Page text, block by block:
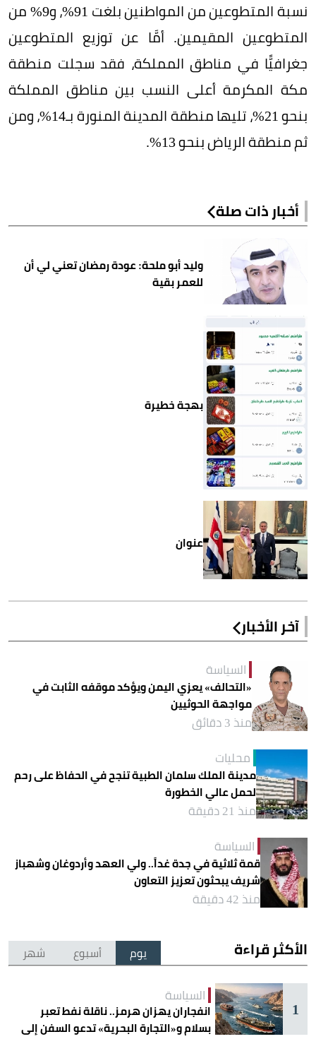
نسبة المتطوعين من المواطنين بلغت 91%، و9% من
المتطوعين المقيمين. أمَّا عن توزيع المتطوعين
جغرافيًّا في مناطق المملكة، فقد سجلت منطقة
مكة المكرمة أعلى النسب بين مناطق المملكة
بنحو 21%، تليها منطقة المدينة المنورة بـ14%، ومن
ثم منطقة الرياض بنحو 13%.
أخبار ذات صلة
وليد أبو ملحة: عودة رمضان تعني لي أن
للعمر بقية
بهجة خطيرة
عنوان
آخر الأخبار
السياسة
«التحالف» يعزي اليمن ويؤكد موقفه الثابت في
مواجهة الحوثيين
منذ 3 دقائق
محليات
مدينة الملك سلمان الطبية تنجح في الحفاظ على رحم
لحمل عالي الخطورة
منذ 21 دقيقة
السياسة
قمة ثلاثية في جدة غداً.. ولي العهد وأردوغان وشهباز
شريف يبحثون تعزيز التعاون
منذ 42 دقيقة
الأكثر قراءة يوم أسبوع شهر
1
السياسة
انفجاران يهزان هرمز.. ناقلة نفط تعبر
بسلام و«التجارة البحرية» تدعو السفن إلى